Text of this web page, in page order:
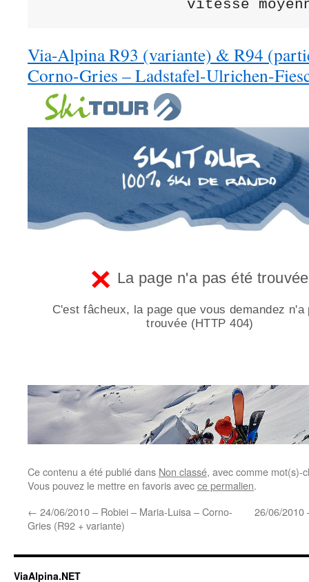
Via-Alpina R93 (variante) & R94
Corno-Gries – Ladstafel-Ulrichen-
Ce contenu a été publié dans Non classé, avec comme mot(s)-
Vous pouvez le mettre en favoris avecce permalien.
← 24/06/2010 – Robiei – Maria-Luisa – Corno-
Gries (R92 + variante)
26/06/2010
ViaAlpina.NET